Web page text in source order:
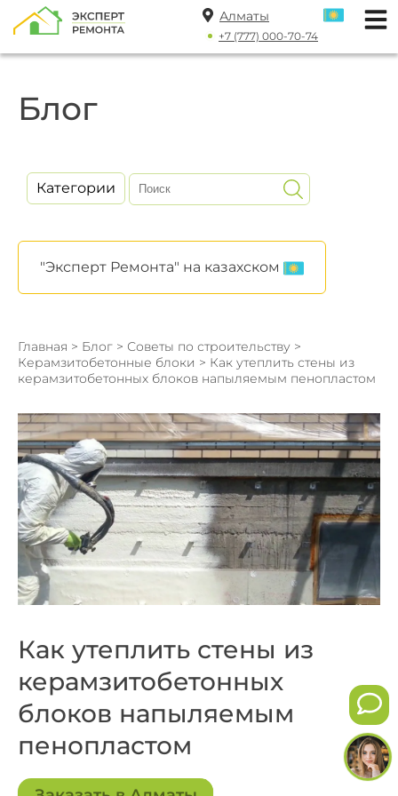
Алматы
+7 (777) 000-70-74
Блог
Категории
"Эксперт Ремонта" на казахском
Главная > Блог > Советы по строительству >
Керамзитобетонные блоки > Как утеплить стены из
керамзитобетонных блоков напыляемым пенопластом
Как утеплить стены из
керамзитобетонных
блоков напыляемым
пенопластом